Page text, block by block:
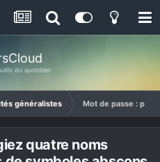
du quotidien
généralistes Mot de passe :
quatre noms